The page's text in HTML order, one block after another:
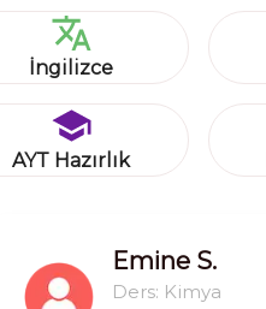
İngilizce
AYT Hazırlık
Mücahit C.
Ders: Fizik
Emine S.
Ders: Kimya